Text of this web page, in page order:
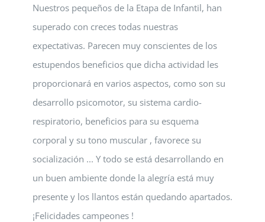
Nuestros pequeños de la Etapa de Infantil, han
superado con creces todas nuestras
expectativas. Parecen muy conscientes de los
estupendos beneficios que dicha actividad les
proporcionará en varios aspectos, como son su
desarrollo psicomotor, su sistema cardio-
respiratorio, beneficios para su esquema
corporal y su tono muscular , favorece su
socialización ... Y todo se está desarrollando en
un buen ambiente donde la alegría está muy
presente y los llantos están quedando apartados.
¡Felicidades campeones !